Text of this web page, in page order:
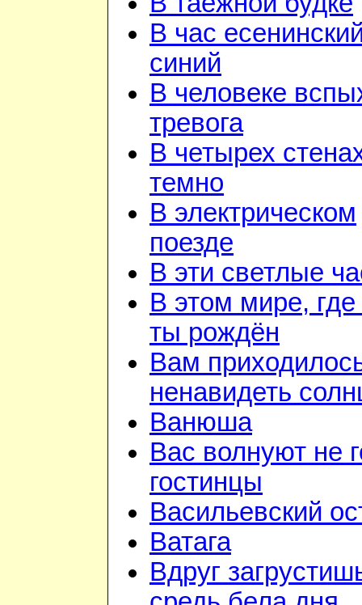
В час
синий
В человеке
тревога
В четырех
темно
В электрическом
поезде
В эти светлые
В этом мире,
ты рождён
Вам
ненавидеть
Ванюша
Вас волнуют не
гостинцы
Васильевский
Ватага
Вдруг